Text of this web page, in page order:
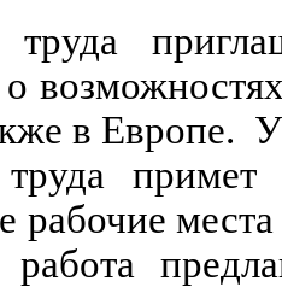
в Европе.
примет
рабочие